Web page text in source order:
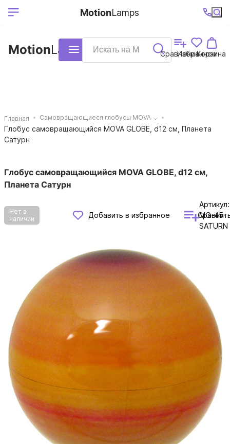
Ваш регион
Выберите ваш
+7 (495)740-
38-68
График
работы
MotionLamps Каталог Сравнение
Избранное
Корзина
MotionLamps
Главная Самовращающиеся глобусы MOVA
Глобус самовращающийся MOVA GLOBE, d12 см, Планета
Сатурн
Глобус самовращающийся MOVA GLOBE, d12 см,
Планета Сатурн
Нет в
наличии
Добавить в избранное
Артикул:
MG-45-
SATURN